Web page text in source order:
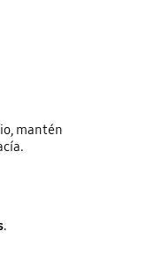
mantén
.